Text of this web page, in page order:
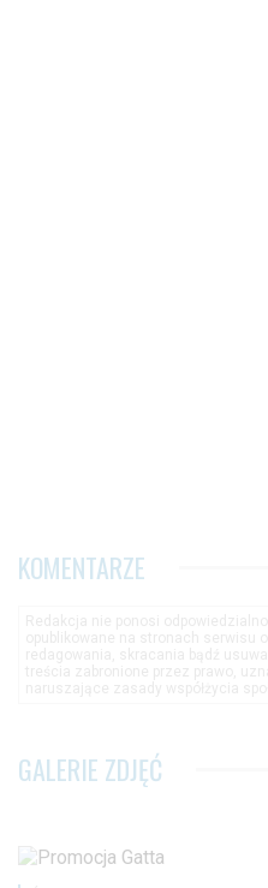
KOMENTARZE
GALERIE ZDJĘĆ